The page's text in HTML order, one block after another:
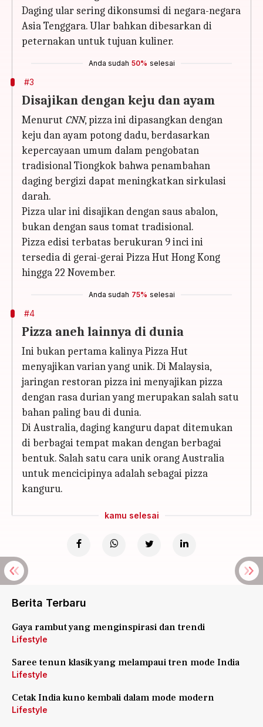
Daging ular sering dikonsumsi di negara-negara
Asia Tenggara. Ular bahkan dibesarkan di
peternakan untuk tujuan kuliner.
Anda sudah 50% selesai
#3
Disajikan dengan keju dan ayam
Menurut CNN, pizza ini dipasangkan dengan
keju dan ayam potong dadu, berdasarkan
kepercayaan umum dalam pengobatan
tradisional Tiongkok bahwa penambahan
daging bergizi dapat meningkatkan sirkulasi
darah.
Pizza ular ini disajikan dengan saus abalon,
bukan dengan saus tomat tradisional.
Pizza edisi terbatas berukuran 9 inci ini
tersedia di gerai-gerai Pizza Hut Hong Kong
hingga 22 November.
Anda sudah 75% selesai
#4
Pizza aneh lainnya di dunia
Ini bukan pertama kalinya Pizza Hut
menyajikan varian yang unik. Di Malaysia,
jaringan restoran pizza ini menyajikan pizza
dengan rasa durian yang merupakan salah satu
bahan paling bau di dunia.
Di Australia, daging kanguru dapat ditemukan
di berbagai tempat makan dengan berbagai
bentuk. Salah satu cara unik orang Australia
untuk mencicipinya adalah sebagai pizza
kanguru.
kamu selesai
Berita Terbaru
Gaya rambut yang menginspirasi dan trendi
Lifestyle
Saree tenun klasik yang melampaui tren mode India
Lifestyle
Cetak India kuno kembali dalam mode modern
Lifestyle